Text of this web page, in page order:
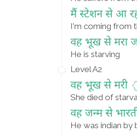
मैं स्टेशन से आ
I'm coming from
वह भूख से मरा
He is starving
Level A2
वह भूख से मरी
She died of
वह जन्म से
He was indian by